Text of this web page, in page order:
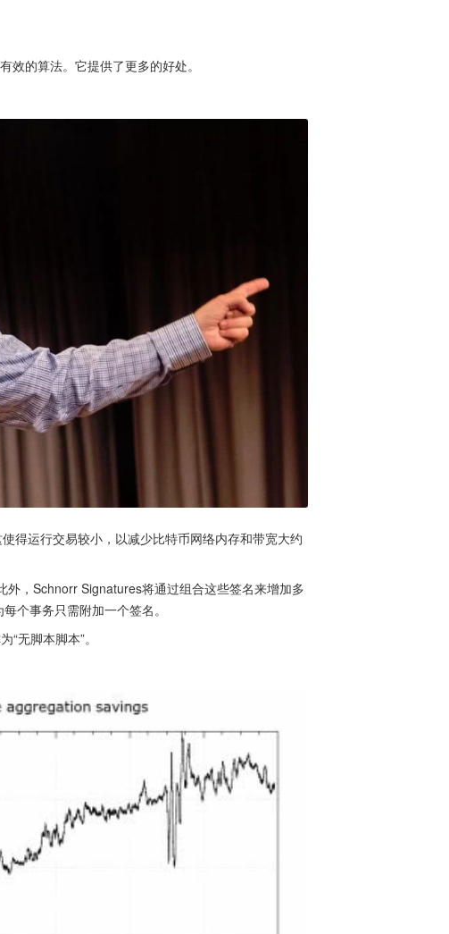
效的算法。它提供了更多的好处。
得运行交易较小，以减少比特币网络内存和带宽大约
，Schnorr Signatures将通过组合这些签名来增加多
个事务只需附加一个签名。
无脚本脚本”。